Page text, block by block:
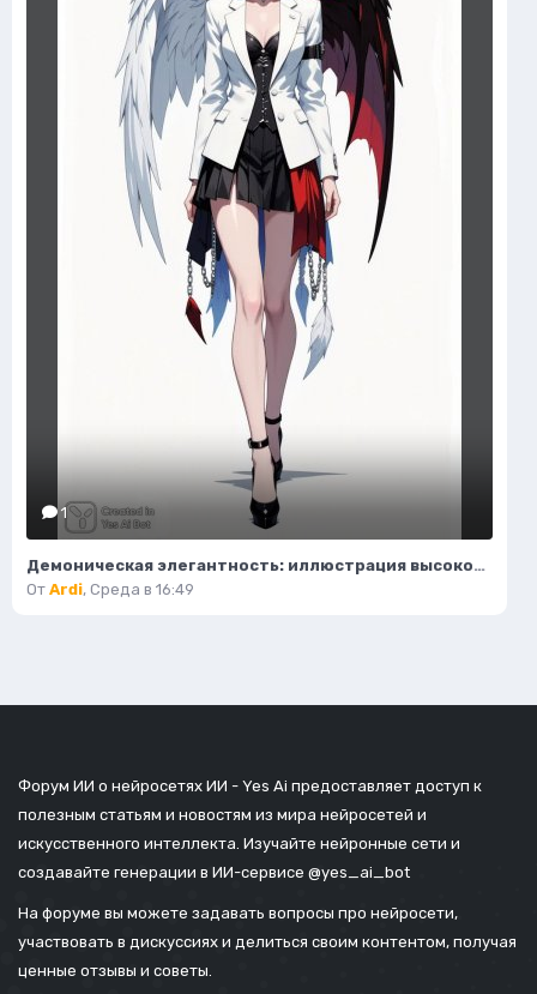
1
Демоническая элегантность: иллюстрация высокой моды в стиле фэнтези. Нейросеть Flux.1
От Ardi, Среда в 16:49
Форум ИИ о нейросетях ИИ - Yes Ai предоставляет доступ к
полезным статьям и новостям из мира нейросетей и
искусственного интеллекта. Изучайте нейронные сети и
создавайте генерации в ИИ-сервисе @yes_ai_bot
На форуме вы можете задавать вопросы про нейросети,
участвовать в дискуссиях и делиться своим контентом, получая
ценные отзывы и советы.